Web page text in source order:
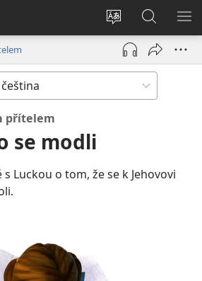
Změnit
jazyk
stránek
Přihlásit
se
(otevřeno
okno)
Hledat
na
JW.ORG
přítelem
se modli
Luckou o tom, že se k Jehovovi